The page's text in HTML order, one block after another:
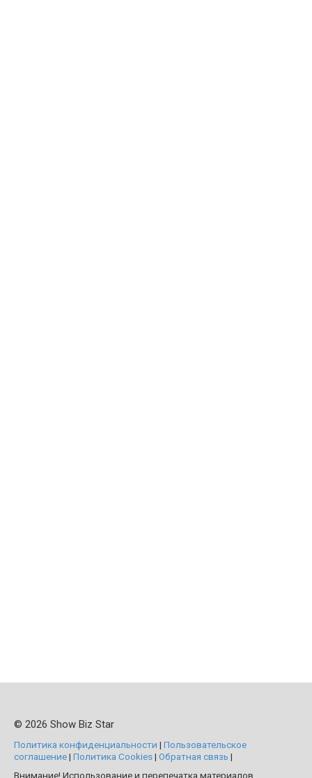
© 2026 Show Biz Star
Политика конфиденциальности | Пользовательское
соглашение| Политика Cookies| Обратная связь |
Внимание! Использование и перепечатка материалов